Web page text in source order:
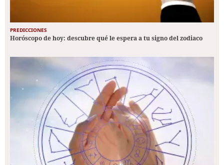
PREDICCIONES
Horóscopo de hoy: descubre qué le espera a tu signo del zodiaco